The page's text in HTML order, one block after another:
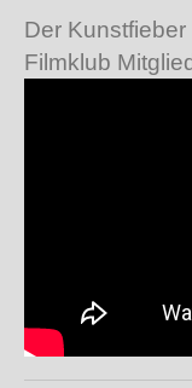
Der
Filmklub